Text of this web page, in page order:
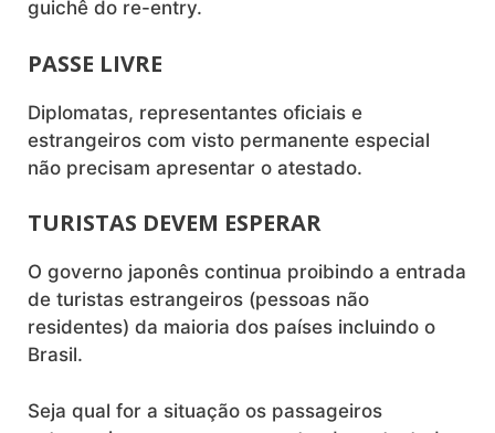
guichê do re-entry.
PASSE LIVRE
Diplomatas, representantes oficiais e
estrangeiros com visto permanente especial
não precisam apresentar o atestado.
TURISTAS DEVEM ESPERAR
O governo japonês continua proibindo a entrada
de turistas estrangeiros (pessoas não
residentes) da maioria dos países incluindo o
Brasil.
Seja qual for a situação os passageiros